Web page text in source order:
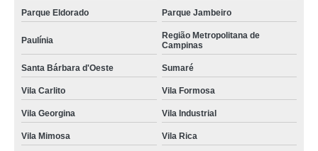
Parque Eldorado Parque Jambeiro
Paulínia
Região Metropolitana de
Campinas
Santa Bárbara d'Oeste Sumaré
Vila Carlito Vila Formosa
Vila Georgina Vila Industrial
Vila Mimosa Vila Rica